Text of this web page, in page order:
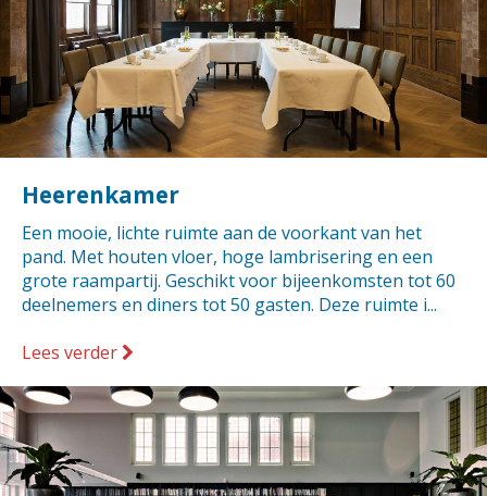
Heerenkamer
Een mooie, lichte ruimte aan de voorkant van het
pand. Met houten vloer, hoge lambrisering en een
grote raampartij. Geschikt voor bijeenkomsten tot 60
deelnemers en diners tot 50 gasten. Deze ruimte i...
Lees verder